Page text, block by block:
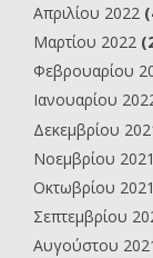
Απριλίου 2022
Μαρτίου 2022
Φεβρουαρίου
Ιανουαρίου
Δεκεμβρίου
Νοεμβρίου 2021
Οκτωβρίου 2021
Σεπτεμβρίου
Αυγούστου